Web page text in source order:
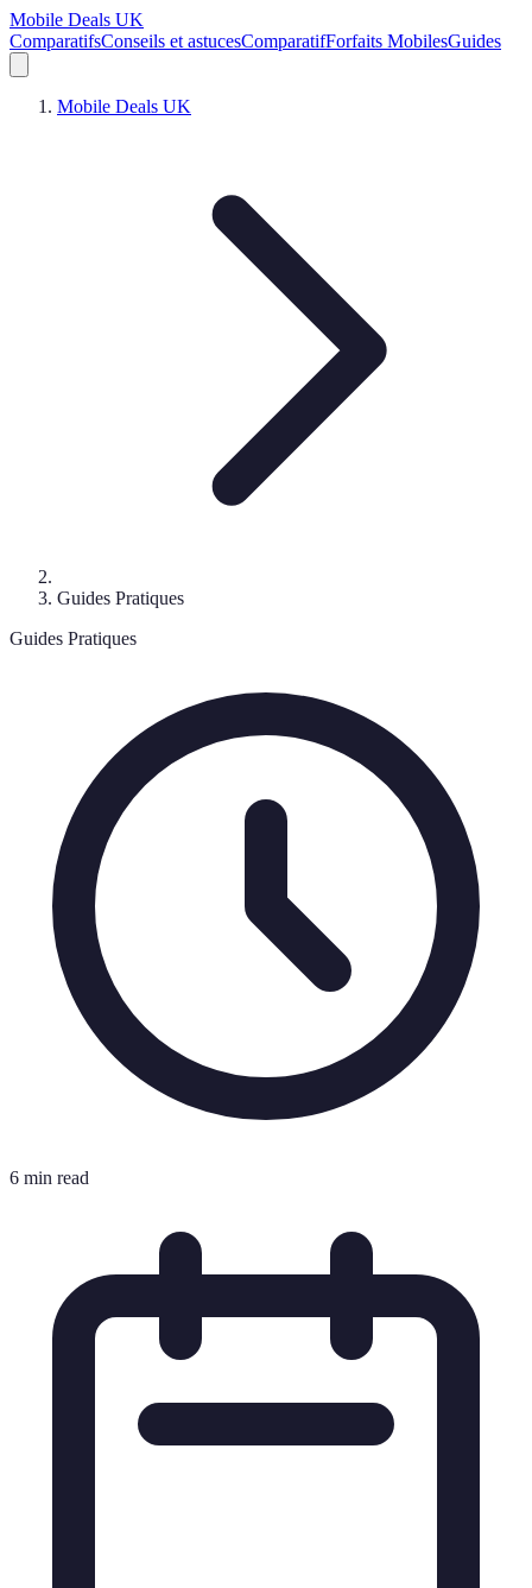
Mobile Deals UK
ComparatifsConseils et astucesComparatifForfaits MobilesGuides
Mobile Deals UK
Guides Pratiques
Guides Pratiques
6 min read